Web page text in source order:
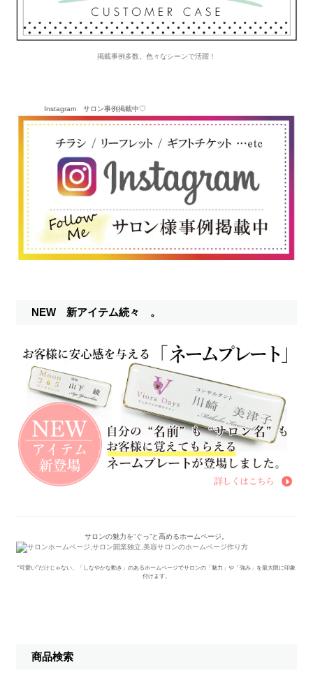
掲載事例多数。色々なシーンで活躍！
Instagram サロン事例掲載中♡
NEW 新アイテム続々 。
サロンの魅力を“ぐっ”と高めるホームページ。
“可愛い”だけじゃない。「しなやかな動き」のあるホームページでサロンの「魅力」や「強み」を最大限に印象
付けます。
商品検索